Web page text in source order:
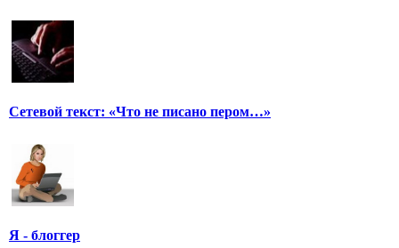
Сетевой текст: «Что не писано пером…»
Я - блоггер